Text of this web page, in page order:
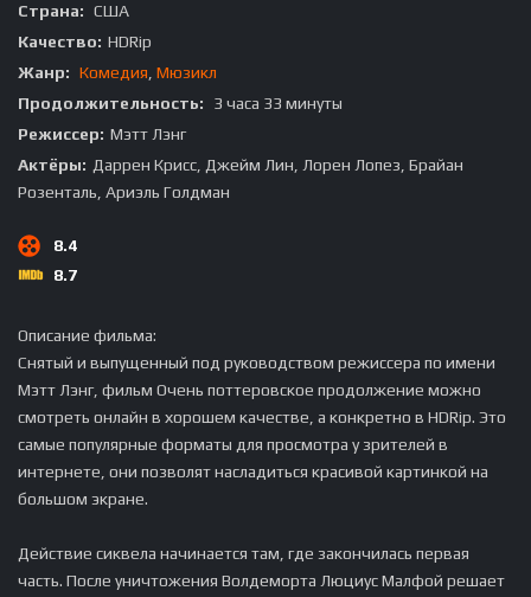
Страна: США
Качество: HDRip
Жанр: Комедия Мюзикл
Продолжительность:
3 часа 33 минуты
Режиссер: Мэтт Лэнг
Актёры: Даррен Крисс, Джейм Лин, Лорен Лопез, Брайан
Розенталь, Ариэль Голдман
8.4
8.7
Описание фильма:
Снятый и выпущенный под руководством режиссера по имени
Мэтт Лэнг, фильм Очень поттеровское продолжение можно
смотреть онлайн в хорошем качестве, а конкретно в HDRip. Это
самые популярные форматы для просмотра у зрителей в
интернете, они позволят насладиться красивой картинкой на
большом экране.
Действие сиквела начинается там, где закончилась первая
часть. После уничтожения Волдеморта Люциус Малфой решает